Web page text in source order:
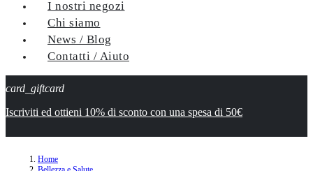
I nostri negozi
Chi siamo
News / Blog
Contatti / Aiuto
card_giftcard
Iscriviti ed ottieni 10% di sconto con una spesa di 50€
Home